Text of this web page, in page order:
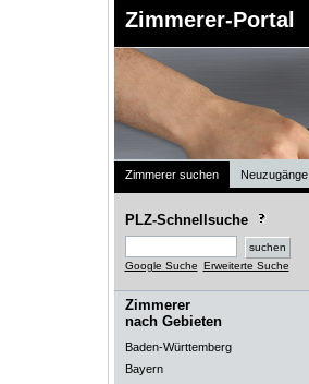
Zimmerer-Portal
Zimmerer suchen Neuzugänge
PLZ-Schnellsuche
Google Suche Erweiterte Suche
Zimmerer
nach Gebieten
Baden-Württemberg
Bayern